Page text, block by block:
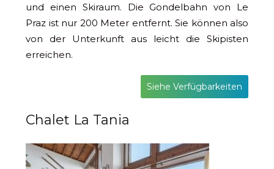
und einen Skiraum. Die Gondelbahn von Le
Praz ist nur 200 Meter entfernt. Sie können also
von der Unterkunft aus leicht die Skipisten
erreichen.
Siehe Verfügbarkeiten
Chalet La Tania